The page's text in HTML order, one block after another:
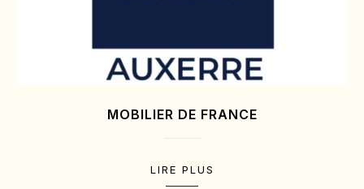
MOBILIER DE FRANCE
LIRE PLUS